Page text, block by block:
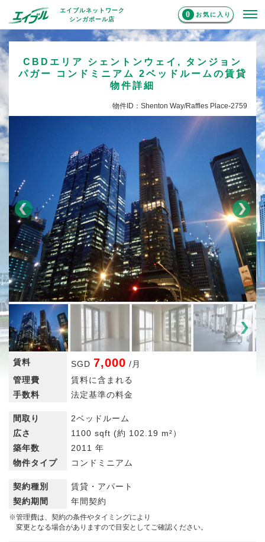
エイブルネットワーク
シンガポール店
0 お気に入り
CBDエリア シェントンウェイ, タンジョン
パガー コンドミニアム 2ベッドルームの賃貸
物件詳細
物件ID：Shenton Way/Raffles Place-2759
賃料 SGD 7,000 / 月
管理費
賃料に含まれる
手数料
法定基準の料金
間取り
2ベッドルーム
広さ
1100 sqft (約 102.19 m²）
築年数
2011 年
物件タイプ
コンドミニアム
契約種別
賃貸・アパート
契約期間
年間契約
※管理費は、契約の条件やタイミングにより
変更となる場合がありますので目安としてご確認ください。